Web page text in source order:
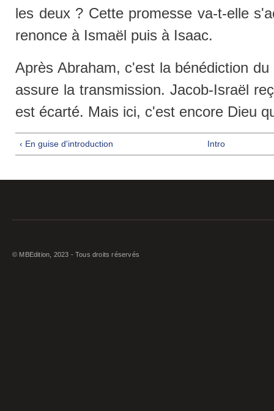
les deux ? Cette promesse va-t-elle
renonce à Ismaël puis à Isaac.
Après Abraham, c'est la bénédiction
assure la transmission. Jacob-Israël
est écarté. Mais ici, c'est encore Dieu
‹ En guise d'introduction Intro
© MBEdition, 2023 - Tous droits réservés